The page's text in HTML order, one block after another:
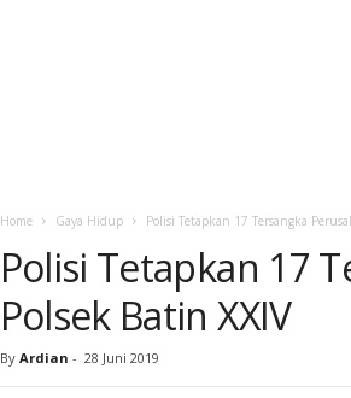
Home Gaya Hidup Polisi Tetapkan 17 Tersangka
Polisi Tetapkan 17
Polsek Batin XXIV
By Ardian - 28 Juni 2019